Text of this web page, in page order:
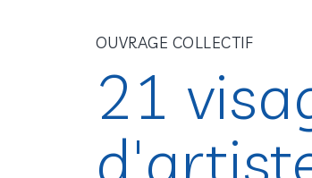
OUVRAGE COLLECTIF
21